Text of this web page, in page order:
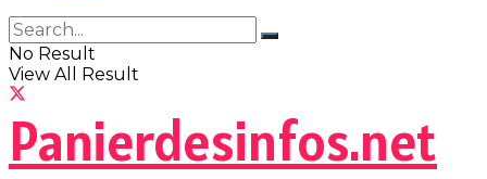
No Result
View All Result
Panierdesinfos.net